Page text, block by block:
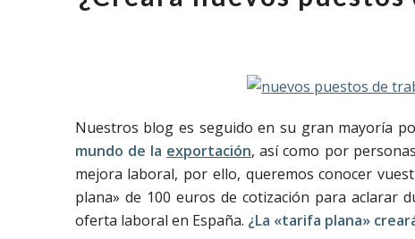
Nuestros blog es seguido en su gran mayoría
mundo de la exportación, así como por
mejora laboral, por ello, queremos conocer
plana» de 100 euros de cotización para aclarar
oferta laboral en España. ¿La «tarifa plana»